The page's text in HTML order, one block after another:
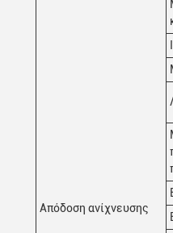
Απόδοση ανίχνευσης